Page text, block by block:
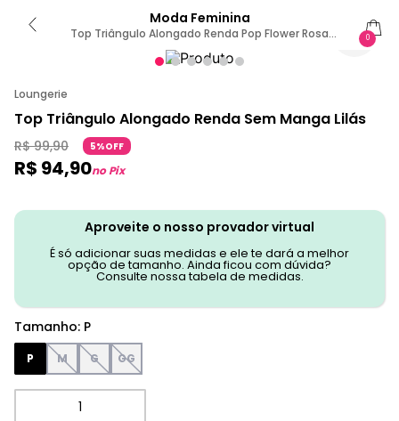
Moda Feminina
Top Triângulo Alongado Renda Pop Flower Rosa
Fuschia Red P
0
Loungerie
Top Triângulo Alongado Renda Sem Manga Lilás
R$ 99,90 5%OFF
R$ 94,90no Pix
Aproveite o nosso provador virtual
É só adicionar suas medidas e ele te dará a melhor
opção de tamanho. Ainda ficou com dúvida?
Consulte nossa tabela de medidas.
Tamanho: P
P M G GG